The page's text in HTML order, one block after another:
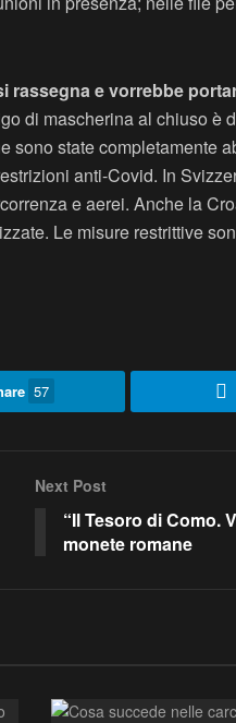
e vorrebbe
di mascherina al chiuso
state completamente
anti-Covid. In
e aerei. Anche la
Le misure restrittive
57
Next Post
“Il Tesoro di Como.
monete romane